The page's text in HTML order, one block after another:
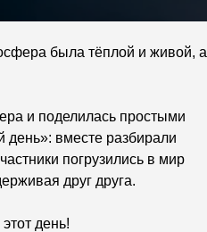
была тёплой и живой, а
и поделилась простыми
день»: вместе разбирали
погрузились в мир
друг друга.
день!